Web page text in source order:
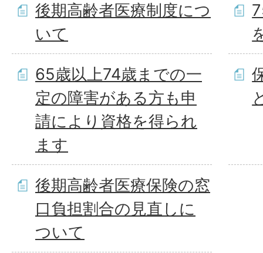
後期高齢者医療制度につ
いて
65歳以上74歳までの一
定の障害がある方も申
請により資格を得られ
ます
後期高齢者医療保険の窓
口負担割合の見直しに
ついて